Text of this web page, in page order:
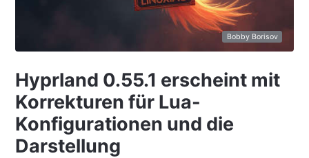
Bobby Borisov
Hyprland 0.55.1 erscheint mit
Korrekturen für Lua-
Konfigurationen und die
Darstellung